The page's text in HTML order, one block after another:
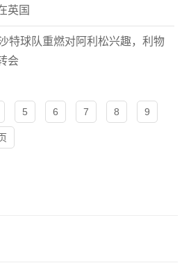
英国
特球队重燃对阿利松兴趣，利物
会
5 6 7 8 9